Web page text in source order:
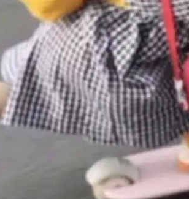
的焦虑清单上多了两项：
能体应用安全地从PoC走
试团队跟得上AI应用...
+ 可空字段来表示——bool
nullable 的默认模式、浅
会产生大量无意义的组
突了、全 null 了。要知道
，你得靠"文档、校验、或
法。Rust 的 enum，两个
器人"——每个大厂都在
但 Kenton Varda 在 Twitte
今天我们发布了 Cloudfla
的聊天机器人，跟其他所
只不过，实际上它不一
的重制版，我十年前的
是，这次它构建在 Cloudf
花了九年时间搭建的平台
。这基本上是我十年秘密
，可自托管的分
团队推出了最新开源项
己机器上运行 Cloudflare
Objects 的守护进程。 设
象是一个独立的 SQLite
复制到你自己的 S3 兼容
通过这个存储库协调——
识协议。每个对象自带一
然按分片构建，单个数据
题在设计层面就被消除
眠到几乎不占资源。当 cel
主从 S3 恢复 SQLite 数据
/流畅/AI榜：vivo夺
三星Galaxy Z系列
，由于存储等硬件成本暴
不好过啊，新机速度明显
许多。新机参数规格除开
星Galaxy Z Fold8 Ultra / Z
其余要么是中低端机器，
Note 17、REDMI No
，要么是vivo X300 E这
了新项目——DeltaDB，一
记录每一次编辑操作的版
Early Access 阶段。 De